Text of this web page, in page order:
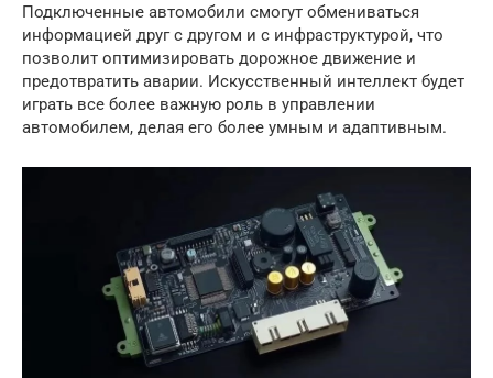
Подключенные автомобили смогут обмениваться
информацией друг с другом и с инфраструктурой, что
позволит оптимизировать дорожное движение и
предотвратить аварии. Искусственный интеллект будет
играть все более важную роль в управлении
автомобилем, делая его более умным и адаптивным.